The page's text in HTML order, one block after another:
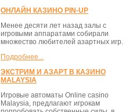
ОНЛАЙН КАЗИНО PIN-UP
Менее десяти лет назад залы с
игровыми аппаратами собирали
множество любителей азартных игр.
Подробнее...
ЭКСТРИМ И АЗАРТ В КАЗИНО
MALAYSIA
Игровые автоматы Online casino
Malaysia, предлагают игрокам